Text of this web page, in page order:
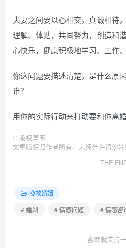
夫妻之间要以心相交，真诚相待
理解、体贴，共同努力，创造和
心快乐，健康积极地学习、工作、
你这问题要描述清楚，是什么原
谁？
用你的实际行动来打动要和你离婚
© 版权声明
文章版权归作者所有，未经允许请勿转
THE
挽救婚姻
# 婚姻
# 情感问题 # 情感咨
喜欢就支持